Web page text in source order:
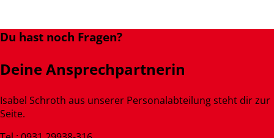
Du hast noch Fragen?
Deine Ansprechpartnerin
Isabel Schroth aus unserer Personalabteilung steht dir zur
Seite.